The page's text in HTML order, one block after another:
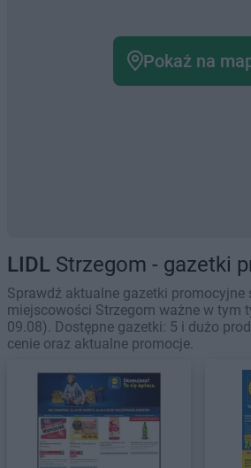
Pokaż na
LIDL Strzegom - gazetki
Sprawdź aktualne gazetki promocyjne
miejscowości Strzegom ważne w tym
09.08). Dostępne gazetki: 5 i dużo
cenie oraz aktualne promocje.